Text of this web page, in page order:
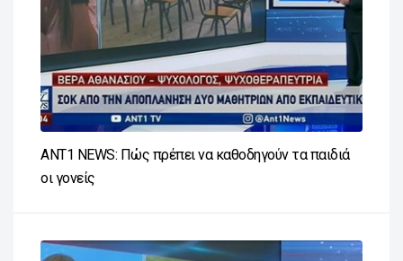
ΑΝΤ1 NEWS: Πώς πρέπει να καθοδηγούν τα παιδιά
οι γονείς